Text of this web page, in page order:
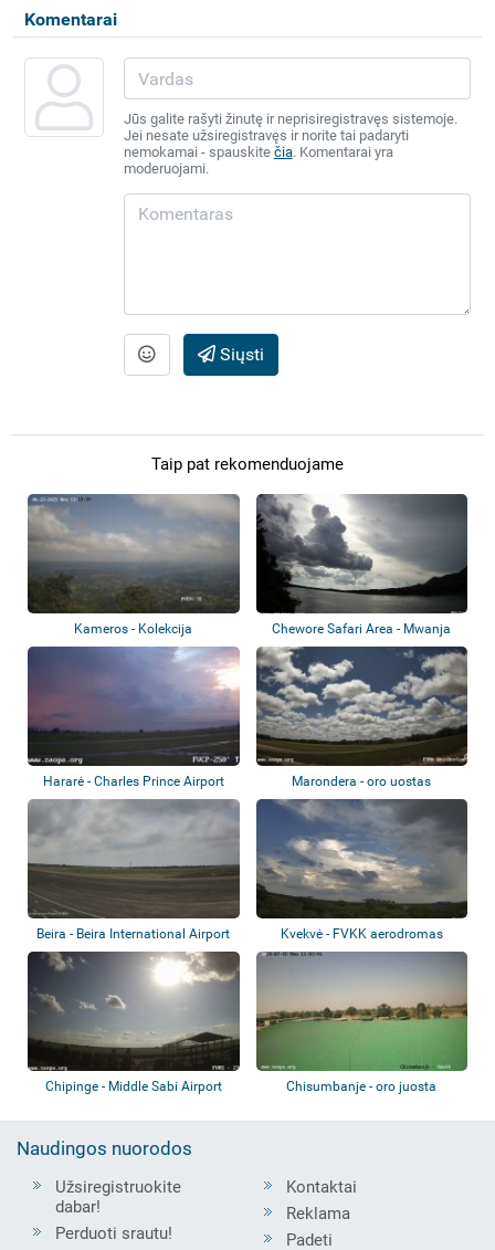
Komentarai
Jūs galite rašyti žinutę ir neprisiregistravęs sistemoje.
Jei nesate užsiregistravęs ir norite tai padaryti
nemokamai - spauskite čia. Komentarai yra
moderuojami.
Siųsti
Taip pat rekomenduojame
Kameros - Kolekcija
Chewore Safari Area - Mwanja
aerodromas
Hararė - Charles Prince Airport Marondera - oro uostas
Beira - Beira International Airport Kvekvė - FVKK aerodromas
Chipinge - Middle Sabi Airport Chisumbanje - oro juosta
Naudingos nuorodos
Užsiregistruokite
dabar!
Perduoti srautu!
Kontaktai
Reklama
Padeti